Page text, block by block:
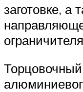
заготовке, а
Торцовочный